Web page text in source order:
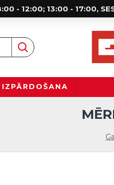
- 12:00; 13:00 - 17:00,
IZPĀRDOŠANA